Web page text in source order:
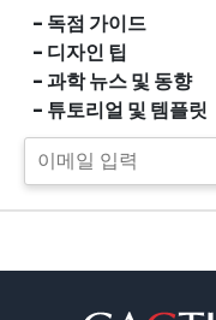
- 독점 가이드
- 디자인 팁
- 과학 뉴스 및 동향
- 튜토리얼 및 템플릿